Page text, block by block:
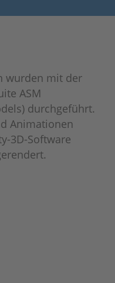
wurden mit der
ASM
durchgeführt.
Animationen
3D-Software